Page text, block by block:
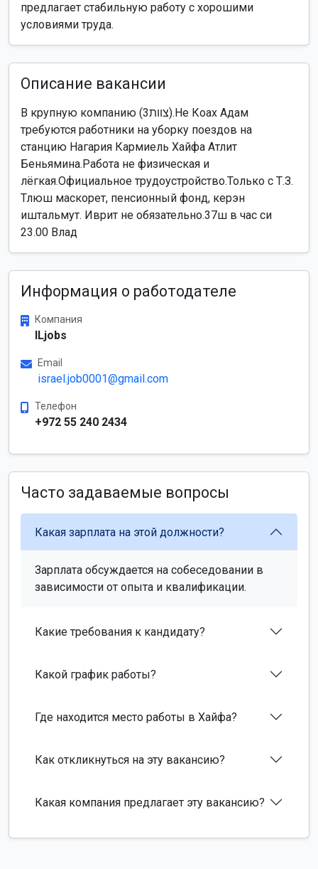
предлагает стабильную работу с хорошими
условиями труда.
Описание вакансии
В крупную компанию (צוות3).Не Коах Адам
требуются работники на уборку поездов на
станцию Нагария Кармиель Хайфа Атлит
Беньямина.Работа не физическая и
лёгкая.Официальное трудоустройство.Только с Т.З.
Тлюш маскорет, пенсионный фонд, керэн
иштальмут. Иврит не обязательно.37ш в час си
23.00 Влад
Информация о работодателе
Компания
ILjobs
Email
israel.job0001@gmail.com
Телефон
+972 55 240 2434
Часто задаваемые вопросы
Какая зарплата на этой должности?
Зарплата обсуждается на собеседовании в
зависимости от опыта и квалификации.
Какие требования к кандидату?
Какой график работы?
Где находится место работы в Хайфа?
Как откликнуться на эту вакансию?
Какая компания предлагает эту вакансию?